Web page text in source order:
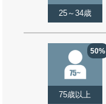
25～34歳
50%
75歳以上